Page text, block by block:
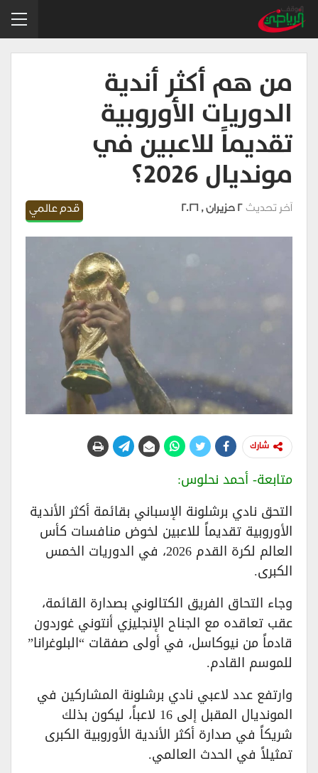
من هم أكثر أندية
الدوريات الأوروبية
تقديماً للاعبين في
مونديال 2026؟
قدم عالمي آخر تحديث2 حزيران , 2026
شارك
متابعة- أحمد نحلوس:
التحق نادي برشلونة الإسباني بقائمة أكثر الأندية
الأوروبية تقديماً للاعبين لخوض منافسات كأس
العالم لكرة القدم 2026، في الدوريات الخمس
الكبرى.
وجاء التحاق الفريق الكتالوني بصدارة القائمة،
عقب تعاقده مع الجناح الإنجليزي أنتوني غوردون
قادماً من نيوكاسل، في أولى صفقات “البلوغرانا”
للموسم القادم.
وارتفع عدد لاعبي نادي برشلونة المشاركين في
المونديال المقبل إلى 16 لاعباً، ليكون بذلك
شريكاً في صدارة أكثر الأندية الأوروبية الكبرى
تمثيلاً في الحدث العالمي.